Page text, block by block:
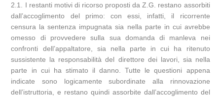
2.1. I restanti motivi di ricorso proposti da Z.G. restano assorbiti
dall’accoglimento del primo: con essi, infatti, il ricorrente
censura la sentenza impugnata sia nella parte in cui avrebbe
omesso di provvedere sulla sua domanda di manleva nei
confronti dell’appaltatore, sia nella parte in cui ha ritenuto
sussistente la responsabilità del direttore dei lavori, sia nella
parte in cui ha stimato il danno. Tutte le questioni appena
indicate sono logicamente subordinate alla rinnovazione
dell’istruttoria, e restano quindi assorbite dall’accoglimento del